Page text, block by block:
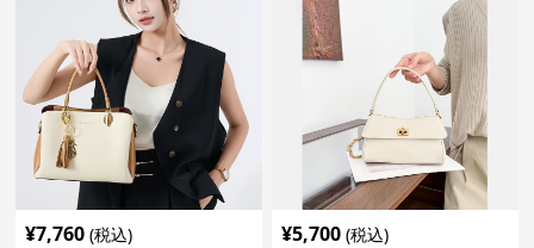
¥7,760 (税込) ¥5,700 (税込)